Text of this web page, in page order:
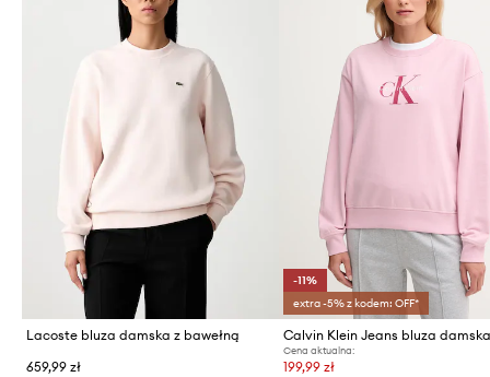
Lacoste bluza damska z bawełną
659,99 zł
-11%
extra -5% z kodem: OFF*
Cena aktualna:
199,99 zł